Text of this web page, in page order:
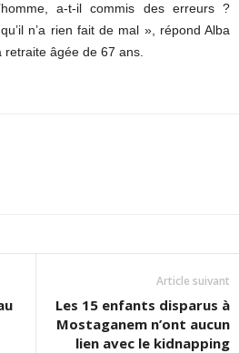
a-t-il commis des erreurs ?
n’a rien fait de mal », répond Alba
âgée de 67 ans.
Article suivant
Les 15 enfants disparus à
Mostaganem n’ont aucun
lien avec le kidnapping